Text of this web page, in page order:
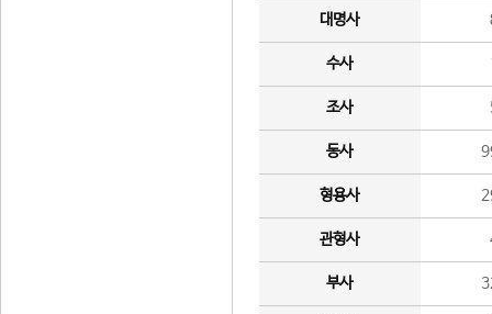
대명사
수사
조사
동사
형용사
관형사
부사